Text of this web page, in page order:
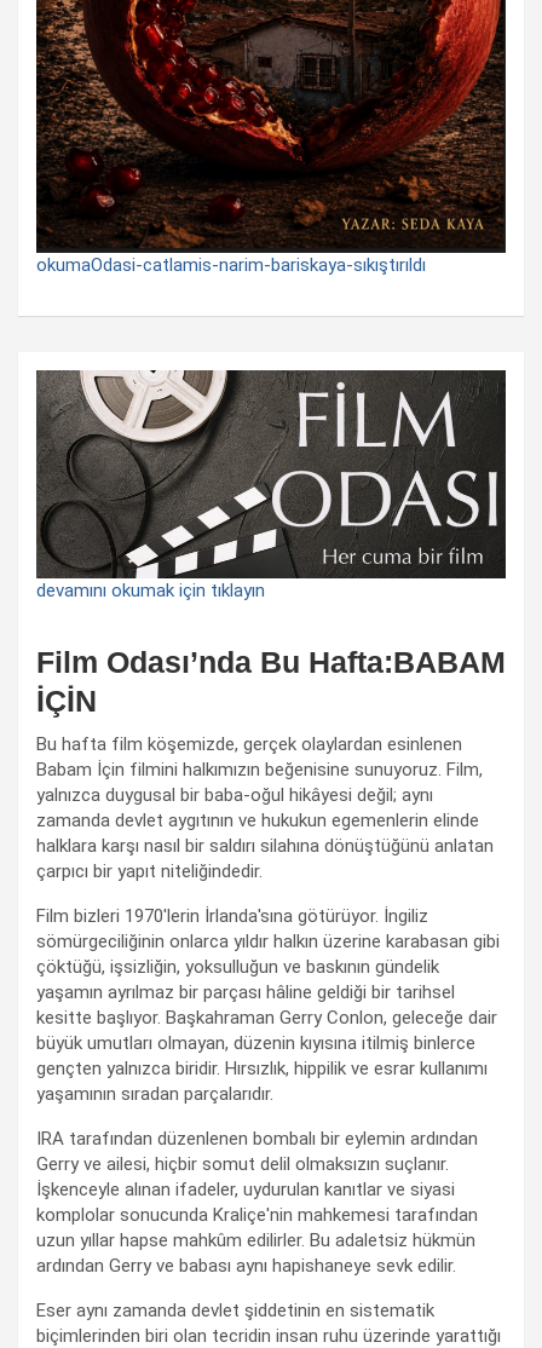
okumaOdasi-catlamis-narim-bariskaya-sıkıştırıldı
devamını okumak için tıklayın
Film Odası’nda Bu Hafta:BABAM
İÇİN
Bu hafta film köşemizde, gerçek olaylardan esinlenen
Babam İçin filmini halkımızın beğenisine sunuyoruz. Film,
yalnızca duygusal bir baba-oğul hikâyesi değil; aynı
zamanda devlet aygıtının ve hukukun egemenlerin elinde
halklara karşı nasıl bir saldırı silahına dönüştüğünü anlatan
çarpıcı bir yapıt niteliğindedir.
Film bizleri 1970'lerin İrlanda'sına götürüyor. İngiliz
sömürgeciliğinin onlarca yıldır halkın üzerine karabasan gibi
çöktüğü, işsizliğin, yoksulluğun ve baskının gündelik
yaşamın ayrılmaz bir parçası hâline geldiği bir tarihsel
kesitte başlıyor. Başkahraman Gerry Conlon, geleceğe dair
büyük umutları olmayan, düzenin kıyısına itilmiş binlerce
gençten yalnızca biridir. Hırsızlık, hippilik ve esrar kullanımı
yaşamının sıradan parçalarıdır.
IRA tarafından düzenlenen bombalı bir eylemin ardından
Gerry ve ailesi, hiçbir somut delil olmaksızın suçlanır.
İşkenceyle alınan ifadeler, uydurulan kanıtlar ve siyasi
komplolar sonucunda Kraliçe'nin mahkemesi tarafından
uzun yıllar hapse mahkûm edilirler. Bu adaletsiz hükmün
ardından Gerry ve babası aynı hapishaneye sevk edilir.
Eser aynı zamanda devlet şiddetinin en sistematik
biçimlerinden biri olan tecridin insan ruhu üzerinde yarattığı